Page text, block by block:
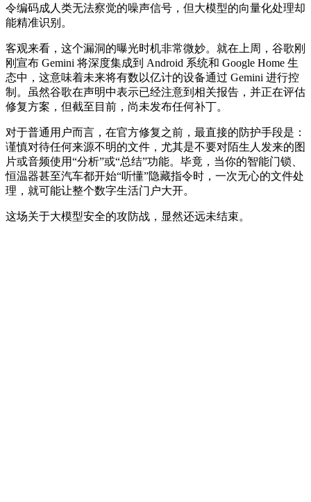
令编码成人类无法察觉的噪声信号，但大模型的向量化处理却
能精准识别。
客观来看，这个漏洞的曝光时机非常微妙。就在上周，谷歌刚
刚宣布 Gemini 将深度集成到 Android 系统和 Google Home 生
态中，这意味着未来将有数以亿计的设备通过 Gemini 进行控
制。虽然谷歌在声明中表示已经注意到相关报告，并正在评估
修复方案，但截至目前，尚未发布任何补丁。
对于普通用户而言，在官方修复之前，最直接的防护手段是：
谨慎对待任何来源不明的文件，尤其是不要对陌生人发来的图
片或音频使用“分析”或“总结”功能。毕竟，当你的智能门锁、
恒温器甚至汽车都开始“听懂”隐藏指令时，一次无心的文件处
理，就可能让整个数字生活门户大开。
这场关于大模型安全的攻防战，显然还远未结束。